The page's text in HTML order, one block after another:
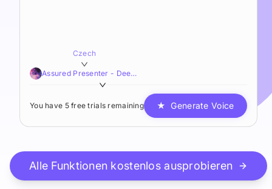
Czech
Assured Presenter - Deep,Smooth,Resonant
You have 5 free trials remaining ★ Generate Voice
Alle Funktionen kostenlos ausprobieren